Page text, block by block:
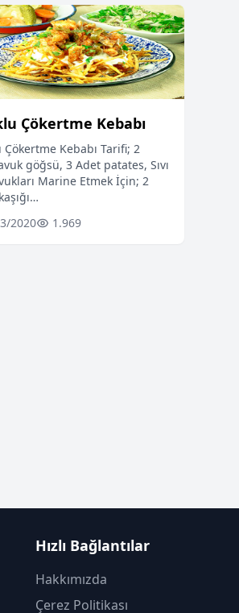
Çökertme Kebabı
Çökertme Kebabı Tarifi; 2
göğsü, 3 Adet patates, Sıvı
Marine Etmek İçin; 2
2020
1.969
Hızlı Bağlantılar
Hakkımızda
Çerez Politikası